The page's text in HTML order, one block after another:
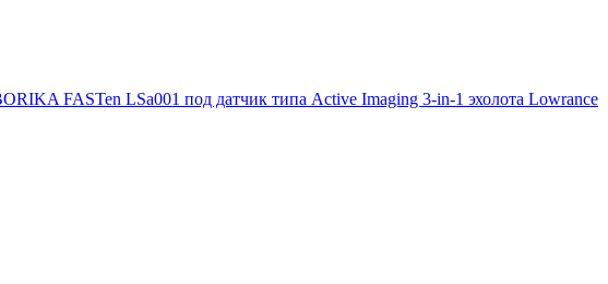
FASTen LSa001 под датчик типа Active Imaging 3-in-1 эхолота Lowrance